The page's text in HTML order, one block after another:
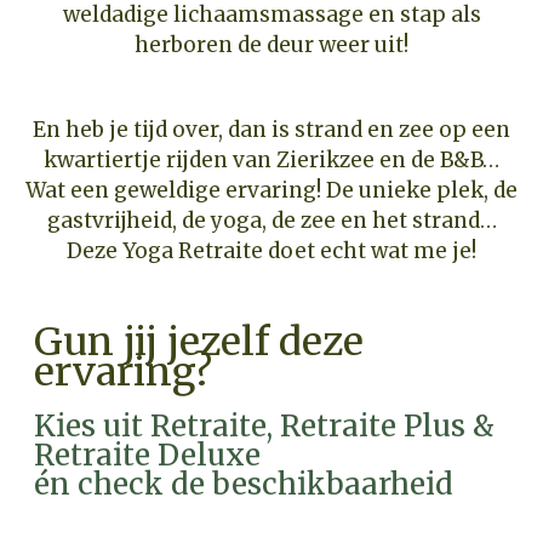
weldadige lichaamsmassage en stap als
herboren de deur weer uit!
En heb je tijd over, dan is strand en zee op een
kwartiertje rijden van Zierikzee en de B&B…
Wat een geweldige ervaring! De unieke plek, de
gastvrijheid, de yoga, de zee en het strand…
Deze Yoga Retraite doet echt wat me je!
Gun jij jezelf deze
ervaring?
Kies uit Retraite, Retraite Plus &
Retraite Deluxe
én check de beschikbaarheid